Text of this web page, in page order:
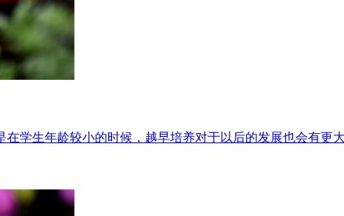
学生年龄较小的时候，越早培养对于以后的发展也会有更